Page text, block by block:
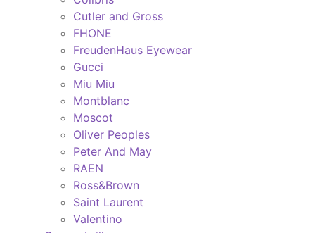
Cutler and Gross
FHONE
FreudenHaus Eyewear
Gucci
Miu Miu
Montblanc
Moscot
Oliver Peoples
Peter And May
RAEN
Ross&Brown
Saint Laurent
Valentino